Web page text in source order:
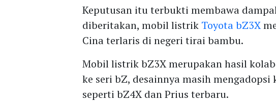
Keputusan itu terbukti membawa
diberitakan, mobil listrik ToyotabZ3X
Cina terlaris di negeri tirai bambu.
Mobil listrik bZ3X merupakan hasil
ke seri bZ, desainnya masih
seperti bZ4X dan Prius terbaru.